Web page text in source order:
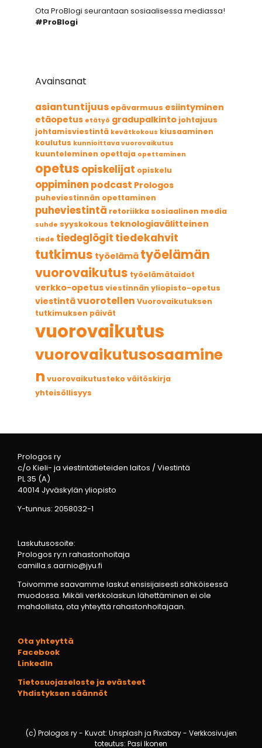
Ota ProBlogi seurantaan sosiaalisessa mediassa!
#ProBlogi
Avainsanat
asiantuntijuus epävarmuus esiintyminen
etäopetus etätyö gradupalkinto johtajuus
johtamisviestintä kevätkokous kiusaaminen
koulutus kunnioittava vuorovaikutus
kuunteleminen opettaja opettaminen
opetus opiskelijat opiskelu
oppiminen podcast Prologos
puheviestinnän opettaminen
puheviestintä retoriikka sosiaalinen media
suhde syyskokous teknologiavälitteinen
tiede tiedeglögit tiedekahvit
tutkimus työelämä työelämän
vuorovaikutus työelämätaidot
verkko-opetusviestinnän yliopisto-opetus
viestintävuorotellen Vuorovaikutuksen
tutkimuksen päivät
vuorovaikutus
vuorovaikutusosaamine
n vuorovaikutustekoväitöskirja
yhteisöllisyys
Prologos ry
c/o Kieli- ja viestintätieteiden laitos / Viestintä
PL 35 (A)
40014 Jyväskylän yliopisto
Y-tunnus: 2058032-1
Laskutusosoite:
Prologos ry:n rahastonhoitaja
camilla.s.aarnio@jyu.fi
Toivomme saavamme laskut ensisijaisesti sähköisessä
muodossa. Mikäli verkkolaskun lähettäminen ei ole
mahdollista, ota yhteyttä rahastonhoitajaan.
Ota yhteyttä
Facebook
LinkedIn
Tietosuojaseloste ja evästeet
Yhdistyksen säännöt
(c) Prologos ry - Kuvat: Unsplash ja Pixabay - Verkkosivujen
toteutus: Pasi Ikonen